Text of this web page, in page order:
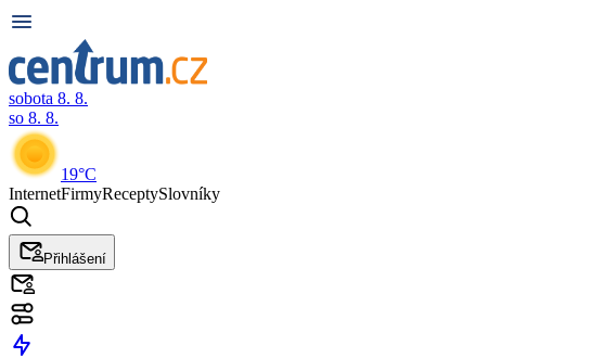
sobota 8. 8.
so 8. 8.
19°C
InternetFirmyReceptySlovníky
Přihlášení